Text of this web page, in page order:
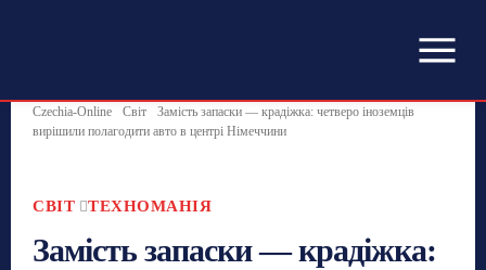
Czechia-Online Світ
Замість запаски — крадіжка: четверо іноземців
вирішили полагодити авто в центрі Німеччини
СВІТ ТЕХНОМАНІЯ
Замість запаски — крадіжка: